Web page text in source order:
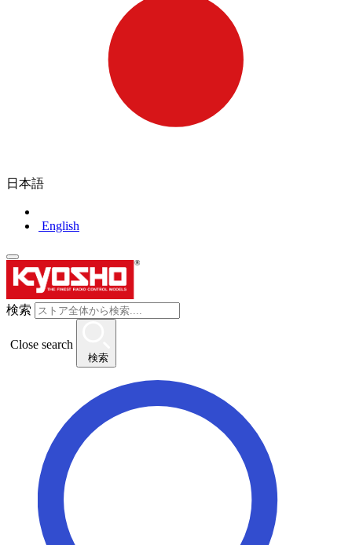
日本語
English
検索
Close search
検索